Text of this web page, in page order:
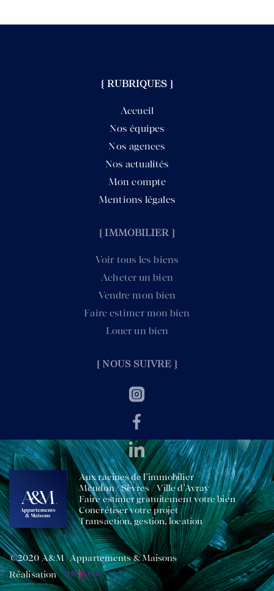
Aux racines de l'immobilier
Meudon / Sèvres / Ville d'Avray
Faire estimer gratuitement votre bien
Concrétiser votre projet
Transaction, gestion, location
©2020 A&M | Appartements & Maisons
Réalisation
{ RUBRIQUES }
Accueil
Nos équipes
Nos agences
Nos actualités
Mon compte
Mentions légales
{ IMMOBILIER }
Voir tous les biens
Acheter un bien
Vendre mon bien
Faire estimer mon bien
Louer un bien
{ NOUS SUIVRE }